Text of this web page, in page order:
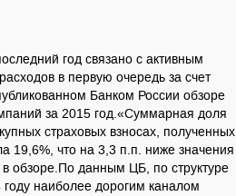
год связано с активным
в первую очередь за счет
Банком России обзоре
за 2015 год.«Суммарная доля
страховых взносах, полученных
19,6%, что на 3,3 п.п. ниже значения
в обзоре.По данным ЦБ, по структуре
наиболее дорогим каналом